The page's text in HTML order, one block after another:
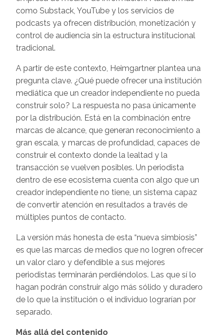
como Substack, YouTube y los servicios de
podcasts ya ofrecen distribución, monetización y
control de audiencia sin la estructura institucional
tradicional.
A partir de este contexto, Heimgartner plantea una
pregunta clave. ¿Qué puede ofrecer una institución
mediática que un creador independiente no pueda
construir solo? La respuesta no pasa únicamente
por la distribución. Está en la combinación entre
marcas de alcance, que generan reconocimiento a
gran escala, y marcas de profundidad, capaces de
construir el contexto donde la lealtad y la
transacción se vuelven posibles. Un periodista
dentro de ese ecosistema cuenta con algo que un
creador independiente no tiene, un sistema capaz
de convertir atención en resultados a través de
múltiples puntos de contacto.
La versión más honesta de esta “nueva simbiosis”
es que las marcas de medios que no logren ofrecer
un valor claro y defendible a sus mejores
periodistas terminarán perdiéndolos. Las que sí lo
hagan podrán construir algo más sólido y duradero
de lo que la institución o el individuo lograrían por
separado.
Más allá del contenido